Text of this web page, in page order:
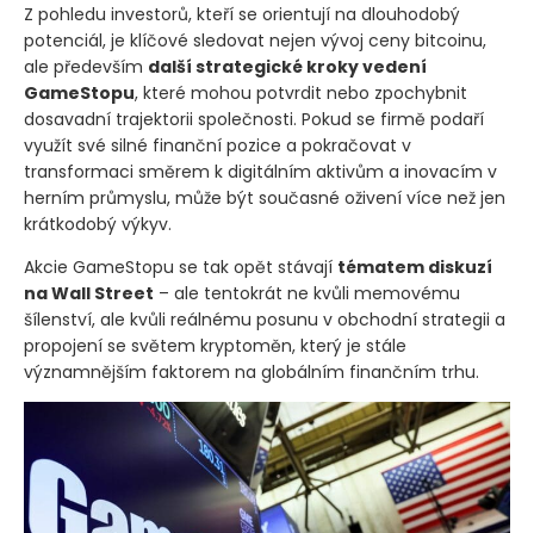
Z pohledu investorů, kteří se orientují na dlouhodobý
potenciál, je klíčové sledovat nejen vývoj ceny bitcoinu,
ale především další strategické kroky vedení
GameStopu, které mohou potvrdit nebo zpochybnit
dosavadní trajektorii společnosti. Pokud se firmě podaří
využít své silné finanční pozice a pokračovat v
transformaci směrem k digitálním aktivům a inovacím v
herním průmyslu, může být současné oživení více než jen
krátkodobý výkyv.
Akcie GameStopu se tak opět stávají tématem diskuzí
na Wall Street – ale tentokrát ne kvůli memovému
šílenství, ale kvůli reálnému posunu v obchodní strategii a
propojení se světem kryptoměn, který je stále
významnějším faktorem na globálním finančním trhu.